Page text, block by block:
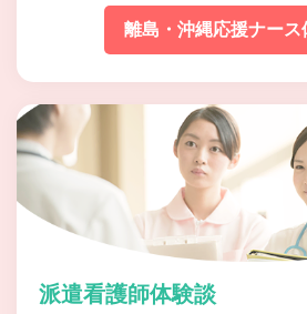
離島・沖縄応援ナース
派遣看護師体験談